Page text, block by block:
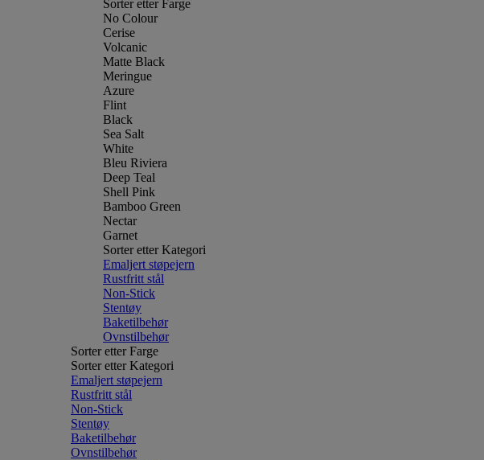
Sorter etter Farge
No Colour
Cerise
Volcanic
Matte Black
Meringue
Azure
Flint
Black
Sea Salt
White
Bleu Riviera
Deep Teal
Shell Pink
Bamboo Green
Nectar
Garnet
Sorter etter Kategori
Emaljert støpejern
Rustfritt stål
Non-Stick
Stentøy
Baketilbehør
Ovnstilbehør
Sorter etter Farge
Sorter etter Kategori
Emaljert støpejern
Rustfritt stål
Non-Stick
Stentøy
Baketilbehør
Ovnstilbehør